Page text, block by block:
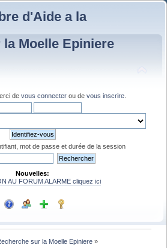
d'Aide a la
Moelle Epiniere
de vous connecter ou de vous inscrire
mot de passe et durée de la session
Nouvelles:
AU FORUM ALARME cliquez ici
sur la Moelle Epiniere »